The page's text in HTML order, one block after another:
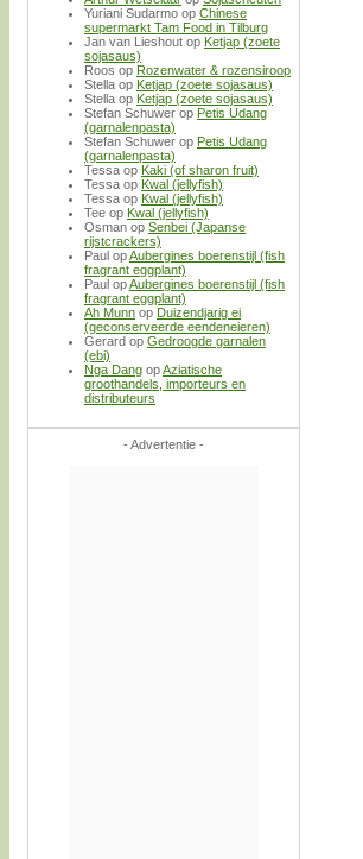
Yuriani Sudarmo op Chinese
supermarkt Tam Food in Tilburg
Jan van Lieshout op Ketjap (zoete
sojasaus)
Roos op Rozenwater & rozensiroop
Stella op Ketjap (zoete sojasaus)
Stella op Ketjap (zoete sojasaus)
Stefan Schuwer op Petis Udang
(garnalenpasta)
Stefan Schuwer op Petis Udang
(garnalenpasta)
Tessa op Kaki (of sharon fruit)
Tessa op Kwal (jellyfish)
Tessa op Kwal (jellyfish)
Tee op Kwal (jellyfish)
Osman op Senbei (Japanse
rijstcrackers)
Paul opAubergines boerenstijl (fish
fragrant eggplant)
Paul opAubergines boerenstijl (fish
fragrant eggplant)
Ah Munn op Duizendjarig ei
(geconserveerde eendeneieren)
Gerard op Gedroogde garnalen
(ebi)
Nga Dang opAziatische
groothandels, importeurs en
distributeurs
- Advertentie -